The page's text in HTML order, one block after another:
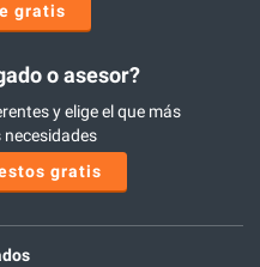
gratis
o asesor?
y elige el que más
gratis